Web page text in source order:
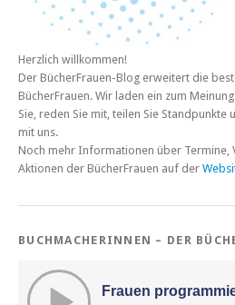
Herzlich willkommen!
Der BücherFrauen-Blog erweitert die
BücherFrauen. Wir laden ein zum
Sie, reden Sie mit, teilen Sie
mit uns.
Noch mehr Informationen über Termine,
Aktionen der BücherFrauen auf der
BUCHMACHERINNEN – DER